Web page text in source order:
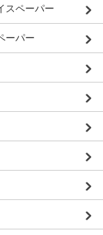
スペーパー
ーパー